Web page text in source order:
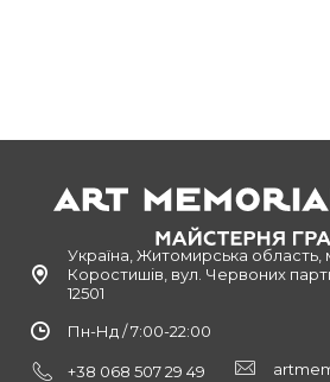
Україна, Житомирська область,
Коростишів, вул. Червоних
12501
Пн-Нд / 7:00-22:00
+38 068 507 29 49